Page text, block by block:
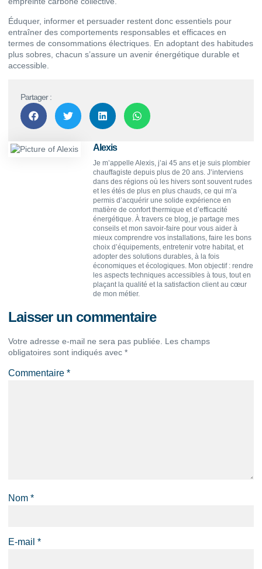
Éduquer, informer et persuader restent donc essentiels pour
entraîner des comportements responsables et efficaces en
termes de consommations électriques. En adoptant des habitudes
plus sobres, chacun s’assure un avenir énergétique durable et
accessible.
Partager :
Alexis
Je m’appelle Alexis, j’ai 45 ans et je suis plombier
chauffagiste depuis plus de 20 ans. J’interviens
dans des régions où les hivers sont souvent rudes
et les étés de plus en plus chauds, ce qui m’a
permis d’acquérir une solide expérience en
matière de confort thermique et d’efficacité
énergétique. À travers ce blog, je partage mes
conseils et mon savoir-faire pour vous aider à
mieux comprendre vos installations, faire les bons
choix d’équipements, entretenir votre habitat, et
adopter des solutions durables, à la fois
économiques et écologiques. Mon objectif : rendre
les aspects techniques accessibles à tous, tout en
plaçant la qualité et la satisfaction client au cœur
de mon métier.
Laisser un commentaire
Votre adresse e-mail ne sera pas publiée.
Les champs
obligatoires sont indiqués avec *
Commentaire *
Nom *
E-mail *